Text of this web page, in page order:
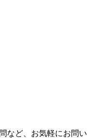
など、お気軽にお問い